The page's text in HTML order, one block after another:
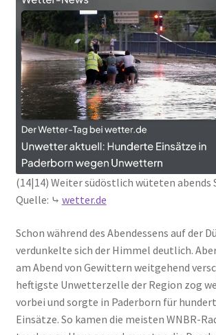
(14|14) Weiter südöstlich wüteten
Quelle: ⤷ wetter.de
Schon während des Abendessens auf der
verdunkelte sich der Himmel deutlich.
am Abend von Gewittern weitgehend
heftigste Unwetterzelle der Region zog
vorbei und sorgte in Paderborn für
Einsätze. So kamen die meisten WNBR-